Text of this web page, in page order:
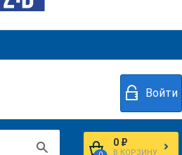
Войти
0 ₽
В КОРЗИНУ